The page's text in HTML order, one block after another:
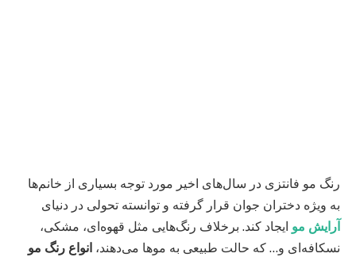
رنگ مو فانتزی در سال‌های اخیر مورد توجه بسیاری از خانم‌ها
به ویژه دختران جوان قرار گرفته و توانسته تحولی در دنیای
آرایش مو ایجاد کند. برخلاف رنگ‌هایی مثل قهوه‌ای، مشکی،
نسکافه‌ای و… که حالت طبیعی به موها می‌دهند، انواع رنگ مو